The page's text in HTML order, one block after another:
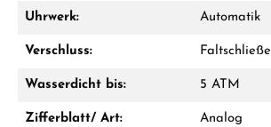
Geschenk im Warenkorb.
Uhrwerk: Automatik
Verschluss: Faltschließe
Wasserdicht bis: 5 ATM
Zifferblatt/ Art: Analog